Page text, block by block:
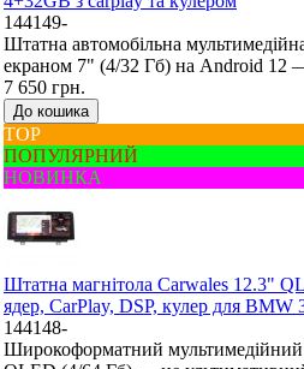
144149-
Штатна автомобільна
екраном 7" (4/32 Гб) на Android 12
7 650 грн.
До кошика
ТОР
ПОПУЛЯРНИЙ
НОВИНКА
Штатна магнітола Carwales 12.3"
ядер, CarPlay, DSP, кулер для BMW
144148-
Широкоформатний мультимедійний